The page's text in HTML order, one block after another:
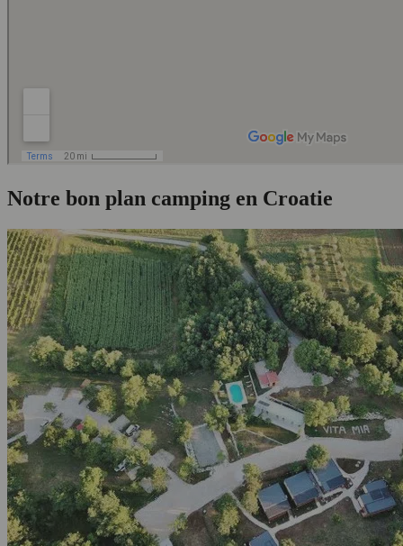
Notre bon plan camping en Croatie